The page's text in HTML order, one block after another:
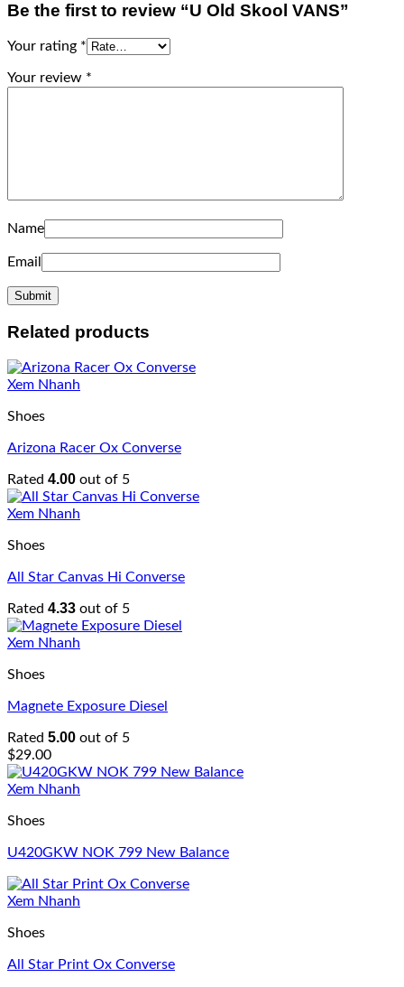
Be the first to review “U Old Skool VANS”
Your rating *
Your review *
Name
Email
Related products
Xem Nhanh
Shoes
Arizona Racer Ox Converse
Rated 4.00 out of 5
Xem Nhanh
Shoes
All Star Canvas Hi Converse
Rated 4.33 out of 5
Xem Nhanh
Shoes
Magnete Exposure Diesel
Rated 5.00 out of 5
$29.00
Xem Nhanh
Shoes
U420GKW NOK 799 New Balance
Xem Nhanh
Shoes
All Star Print Ox Converse